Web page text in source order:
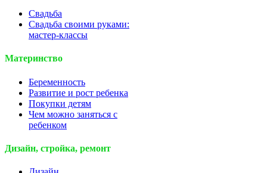
Свадьба
Свадьба своими руками:
мастер-классы
Материнство
Беременность
Развитие и рост ребенка
Покупки детям
Чем можно заняться с
ребенком
Дизайн, стройка, ремонт